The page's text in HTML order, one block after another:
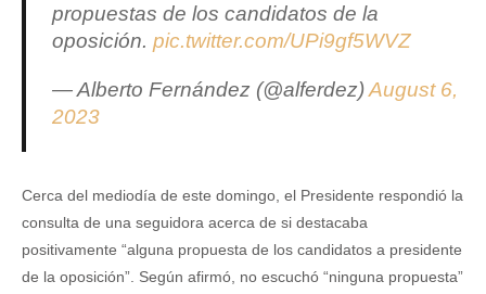
propuestas de los candidatos de la
oposición. pic.twitter.com/UPi9gf5WVZ
— Alberto Fernández (@alferdez)August 6,
2023
Cerca del mediodía de este domingo, el Presidente respondió la
consulta de una seguidora acerca de si destacaba
positivamente “alguna propuesta de los candidatos a presidente
de la oposición”. Según afirmó, no escuchó “ninguna propuesta”